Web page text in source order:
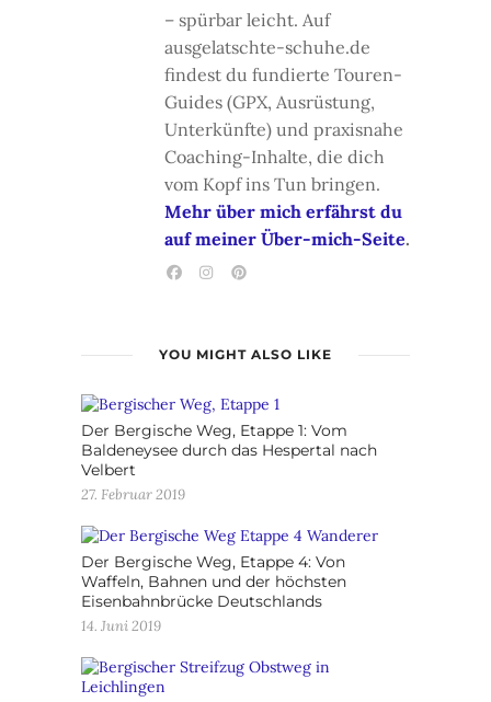
– spürbar leicht. Auf
ausgelatschte-schuhe.de
findest du fundierte Touren-
Guides (GPX, Ausrüstung,
Unterkünfte) und praxisnahe
Coaching-Inhalte, die dich
vom Kopf ins Tun bringen.
Mehr über mich erfährst du
auf meiner Über-mich-Seite.
YOU MIGHT ALSO LIKE
Der Bergische Weg, Etappe 1: Vom
Baldeneysee durch das Hespertal nach
Velbert
27. Februar 2019
Der Bergische Weg, Etappe 4: Von
Waffeln, Bahnen und der höchsten
Eisenbahnbrücke Deutschlands
14. Juni 2019